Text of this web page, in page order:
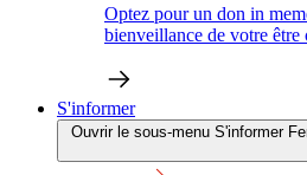
Optez pour un don in
bienveillance de votre être
S'informer
Ouvrir le sous-menu S'informer